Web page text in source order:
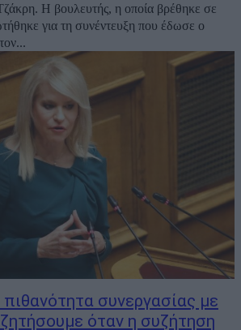
Η βουλευτής, η οποία βρέθηκε σε
για τη συνέντευξη που έδωσε ο
συνεργασίας με
όταν η συζήτηση